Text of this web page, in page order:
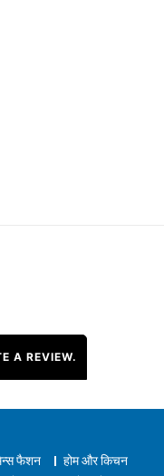
A REVIEW.
फैशन
होम और किचन